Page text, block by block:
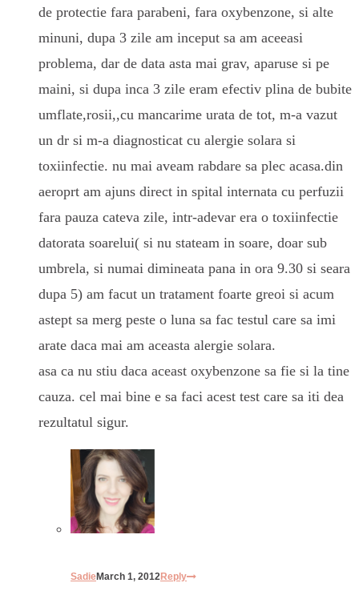
de protectie fara parabeni, fara oxybenzone, si alte
minuni, dupa 3 zile am inceput sa am aceeasi
problema, dar de data asta mai grav, aparuse si pe
maini, si dupa inca 3 zile eram efectiv plina de bubite
umflate,rosii,,cu mancarime urata de tot, m-a vazut
un dr si m-a diagnosticat cu alergie solara si
toxiinfectie. nu mai aveam rabdare sa plec acasa.din
aeroprt am ajuns direct in spital internata cu perfuzii
fara pauza cateva zile, intr-adevar era o toxiinfectie
datorata soarelui( si nu stateam in soare, doar sub
umbrela, si numai dimineata pana in ora 9.30 si seara
dupa 5) am facut un tratament foarte greoi si acum
astept sa merg peste o luna sa fac testul care sa imi
arate daca mai am aceasta alergie solara.
asa ca nu stiu daca aceast oxybenzone sa fie si la tine
cauza. cel mai bine e sa faci acest test care sa iti dea
rezultatul sigur.
SadieMarch 1, 2012Reply